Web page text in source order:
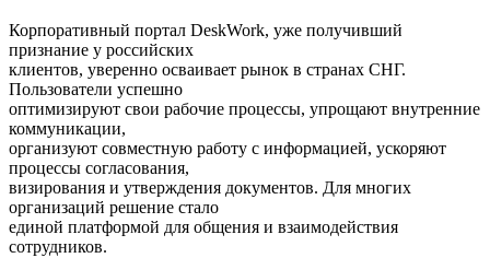
Корпоративный портал DeskWork, уже получивший
признание у российских
клиентов, уверенно осваивает рынок в странах СНГ.
Пользователи успешно
оптимизируют свои рабочие процессы, упрощают внутренние
коммуникации,
организуют совместную работу с информацией, ускоряют
процессы согласования,
визирования и утверждения документов. Для многих
организаций решение стало
единой платформой для общения и взаимодействия
сотрудников.